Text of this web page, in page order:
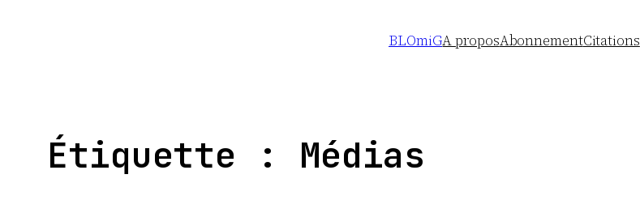
BLOmiGA proposAbonnementCitations
Étiquette : Médias